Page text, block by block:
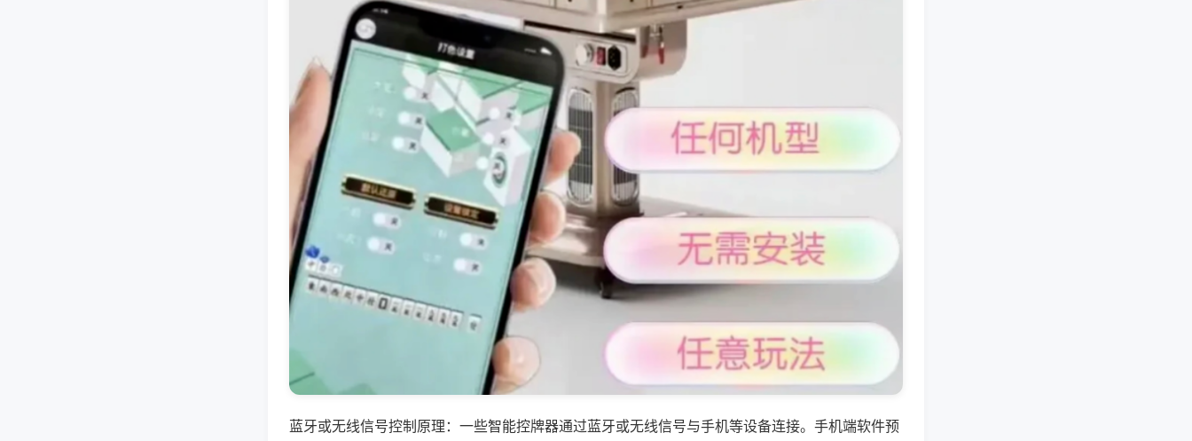
蓝牙或无线信号控制原理：一些智能控牌器通过蓝牙或无线信号与手机等设备连接。手机端软件预